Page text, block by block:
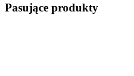
Pasujące produkty